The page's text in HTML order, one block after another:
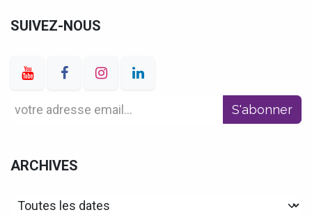
SUIVEZ-NOUS
S'abonner
ARCHIVES